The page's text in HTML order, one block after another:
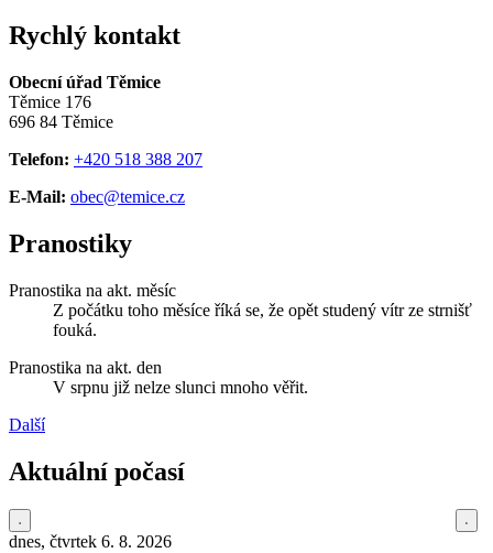
Rychlý kontakt
Obecní úřad Těmice
Těmice 176
696 84 Těmice
Telefon: +420 518 388 207
E-Mail: obec@temice.cz
Pranostiky
Pranostika na akt. měsíc
Z počátku toho měsíce říká se, že opět studený vítr ze strnišť
fouká.
Pranostika na akt. den
V srpnu již nelze slunci mnoho věřit.
Další
Aktuální počasí
dnes, čtvrtek 6. 8. 2026